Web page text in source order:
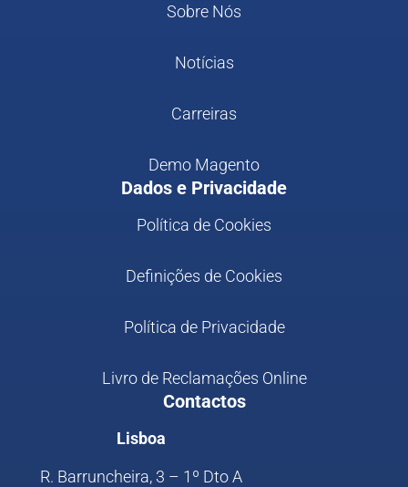
Sobre Nós
Notícias
Carreiras
Demo Magento
Dados e Privacidade
Política de Cookies
Definições de Cookies
Política de Privacidade
Livro de Reclamações Online
Contactos
Lisboa
R. Barruncheira, 3 – 1º Dto A